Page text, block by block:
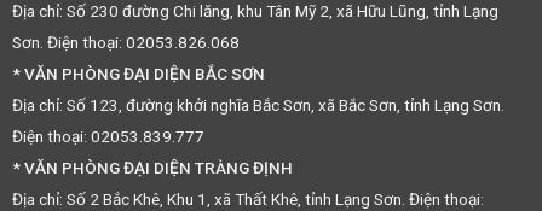
Địa chỉ: Số 230 đường Chi lăng, khu Tân Mỹ 2, xã Hữu Lũng, tỉnh Lạng
Sơn. Điện thoại: 02053.826.068
* VĂN PHÒNG ĐẠI DIỆN BẮC SƠN
Địa chỉ: Số 123, đường khởi nghĩa Bắc Sơn, xã Bắc Sơn, tỉnh Lạng Sơn.
Điện thoại: 02053.839.777
* VĂN PHÒNG ĐẠI DIỆN TRÀNG ĐỊNH
Địa chỉ: Số 2 Bắc Khê, Khu 1, xã Thất Khê, tỉnh Lạng Sơn. Điện thoại: